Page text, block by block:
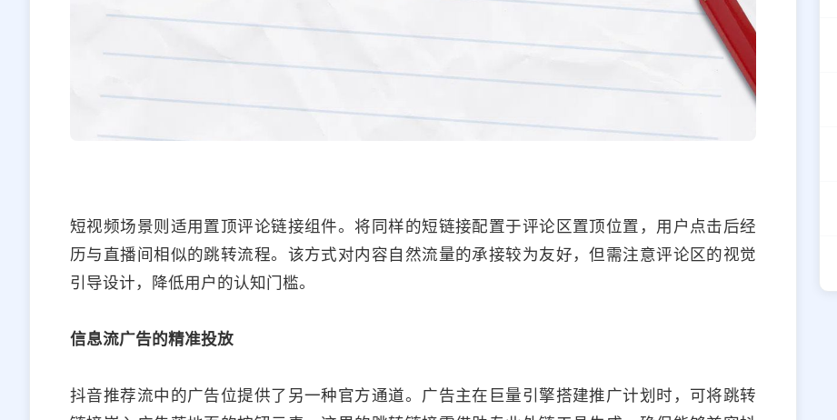
短视频场景则适用置顶评论链接组件。将同样的短链接配置于评论区置顶位置，用户点击后经
历与直播间相似的跳转流程。该方式对内容自然流量的承接较为友好，但需注意评论区的视觉
引导设计，降低用户的认知门槛。
信息流广告的精准投放
抖音推荐流中的广告位提供了另一种官方通道。广告主在巨量引擎搭建推广计划时，可将跳转